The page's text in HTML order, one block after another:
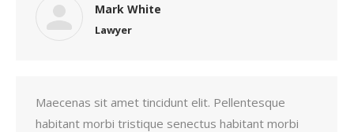
Mark White
Lawyer
Maecenas sit amet tincidunt elit. Pellentesque
habitant morbi tristique senectus habitant morbi